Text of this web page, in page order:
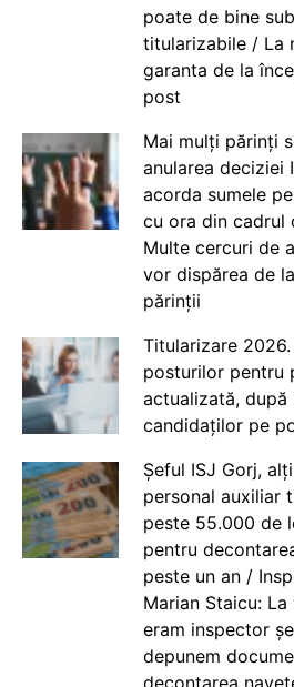
poate de bine
titularizabile / La
garanta de la
post
Mai mulți părinți
anularea deciziei
acorda sumele
cu ora din cadrul
Multe cercuri de
vor dispărea de
părinții
Titularizare
posturilor pentru
actualizată, după
candidaților pe
Șeful ISJ Gorj,
personal auxiliar
peste 55.000 de
pentru
peste un an /
Marian Staicu:
eram inspector
depunem
decontarea